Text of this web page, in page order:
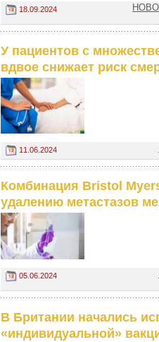
18.09.2024
У пациентов с
вдвое снижает риск
11.06.2024
Комбинация Bristol
удалению метастазов
05.06.2024
В Британии начались
«индивидуальной»